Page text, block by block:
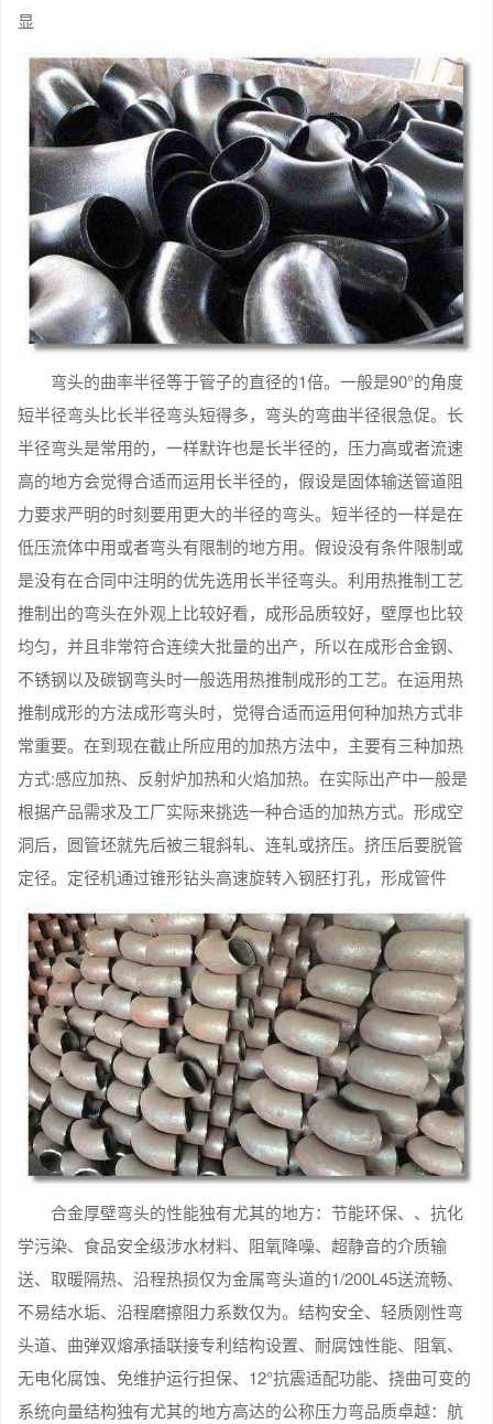
显
弯头的曲率半径等于管子的直径的1倍。一般是90°的角度
短半径弯头比长半径弯头短得多，弯头的弯曲半径很急促。长
半径弯头是常用的，一样默许也是长半径的，压力高或者流速
高的地方会觉得合适而运用长半径的，假设是固体输送管道阻
力要求严明的时刻要用更大的半径的弯头。短半径的一样是在
低压流体中用或者弯头有限制的地方用。假设没有条件限制或
是没有在合同中注明的优先选用长半径弯头。利用热推制工艺
推制出的弯头在外观上比较好看，成形品质较好，壁厚也比较
均匀，并且非常符合连续大批量的出产，所以在成形合金钢、
不锈钢以及碳钢弯头时一般选用热推制成形的工艺。在运用热
推制成形的方法成形弯头时，觉得合适而运用何种加热方式非
常重要。在到现在截止所应用的加热方法中，主要有三种加热
方式:感应加热、反射炉加热和火焰加热。在实际出产中一般是
根据产品需求及工厂实际来挑选一种合适的加热方式。形成空
洞后，圆管坯就先后被三辊斜轧、连轧或挤压。挤压后要脱管
定径。定径机通过锥形钻头高速旋转入钢胚打孔，形成管件
合金厚壁弯头的性能独有尤其的地方：节能环保、、抗化
学污染、食品安全级涉水材料、阻氧降噪、超静音的介质输
送、取暖隔热、沿程热损仅为金属弯头道的1/200L45送流畅、
不易结水垢、沿程磨擦阻力系数仅为。结构安全、轻质刚性弯
头道、曲弹双熔承插联接专利结构设置、耐腐蚀性能、阻氧、
无电化腐蚀、免维护运行担保、12°抗震适配功能、挠曲可变的
系统向量结构独有尤其的地方高达的公称压力弯品质卓越：航